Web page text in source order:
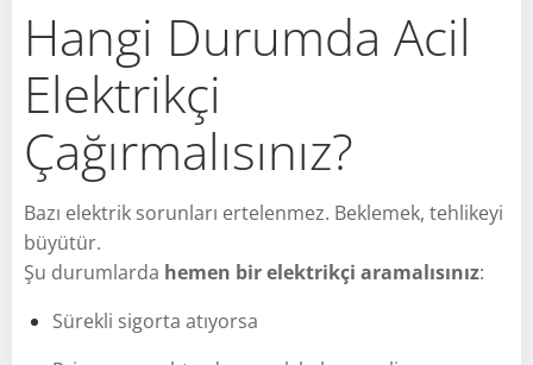
Hangi Durumda Acil
Elektrikçi
Çağırmalısınız?
Bazı elektrik sorunları ertelenmez. Beklemek, tehlikeyi
büyütür.
Şu durumlarda hemen bir elektrikçi aramalısınız:
Sürekli sigorta atıyorsa